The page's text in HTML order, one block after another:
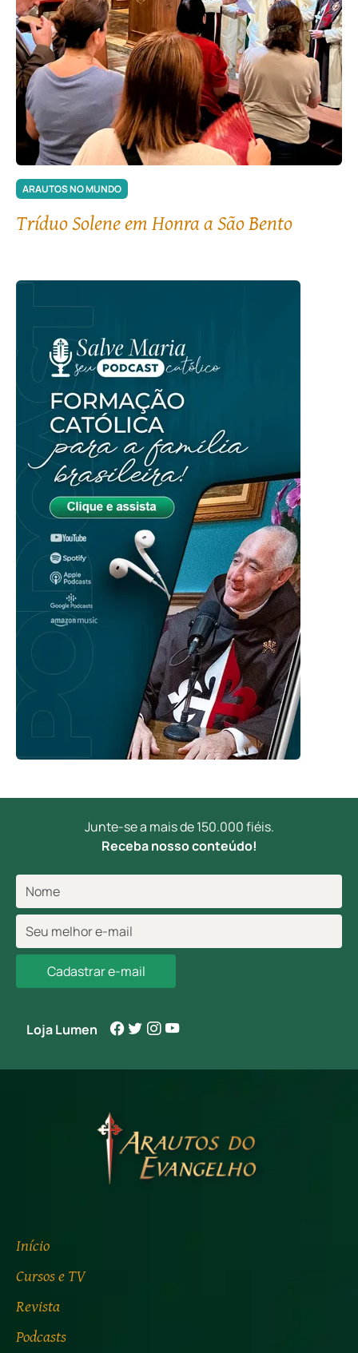
ARAUTOS NO MUNDO
Tríduo Solene em Honra a São Bento
Junte-se a mais de 150.000 fiéis.
Receba nosso conteúdo!
Cadastrar e-mail
Loja Lumen
Início
Cursos e TV
Revista
Podcasts